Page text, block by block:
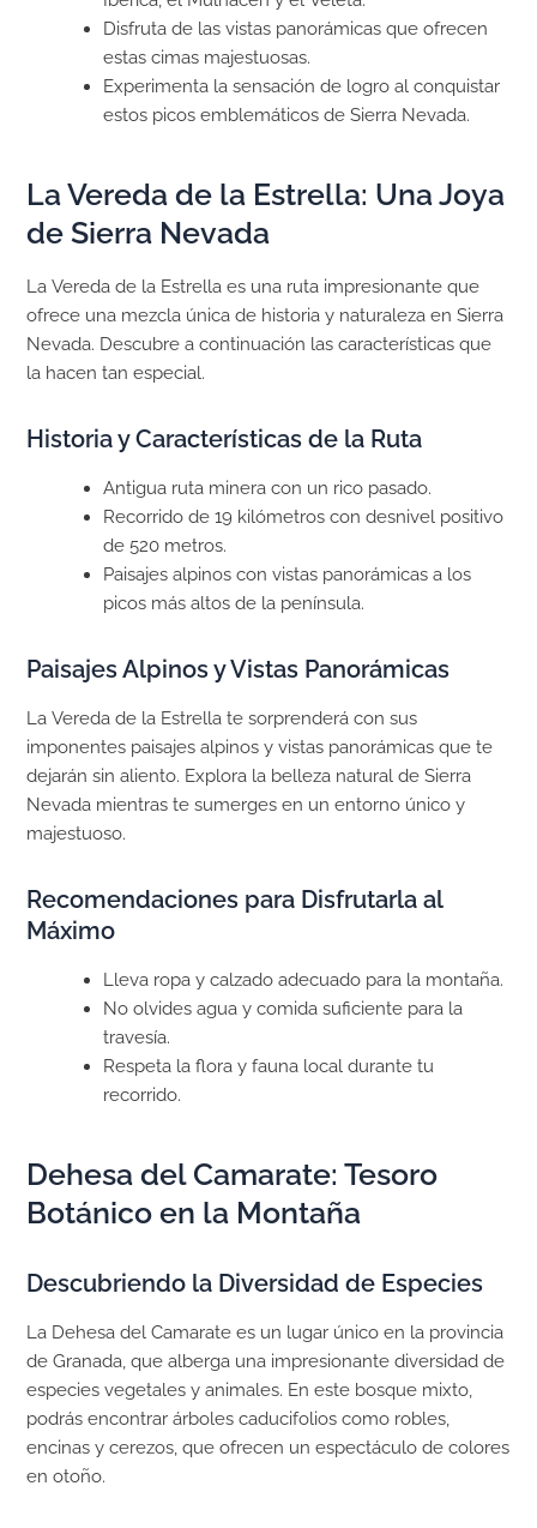
Disfruta de las vistas panorámicas que ofrecen
estas cimas majestuosas.
Experimenta la sensación de logro al conquistar
estos picos emblemáticos de Sierra Nevada.
La Vereda de la Estrella: Una Joya
de Sierra Nevada
La Vereda de la Estrella es una ruta impresionante que
ofrece una mezcla única de historia y naturaleza en Sierra
Nevada. Descubre a continuación las características que
la hacen tan especial.
Historia y Características de la Ruta
Antigua ruta minera con un rico pasado.
Recorrido de 19 kilómetros con desnivel positivo
de 520 metros.
Paisajes alpinos con vistas panorámicas a los
picos más altos de la península.
Paisajes Alpinos y Vistas Panorámicas
La Vereda de la Estrella te sorprenderá con sus
imponentes paisajes alpinos y vistas panorámicas que te
dejarán sin aliento. Explora la belleza natural de Sierra
Nevada mientras te sumerges en un entorno único y
majestuoso.
Recomendaciones para Disfrutarla al
Máximo
Lleva ropa y calzado adecuado para la montaña.
No olvides agua y comida suficiente para la
travesía.
Respeta la flora y fauna local durante tu
recorrido.
Dehesa del Camarate: Tesoro
Botánico en la Montaña
Descubriendo la Diversidad de Especies
La Dehesa del Camarate es un lugar único en la provincia
de Granada, que alberga una impresionante diversidad de
especies vegetales y animales. En este bosque mixto,
podrás encontrar árboles caducifolios como robles,
encinas y cerezos, que ofrecen un espectáculo de colores
en otoño.